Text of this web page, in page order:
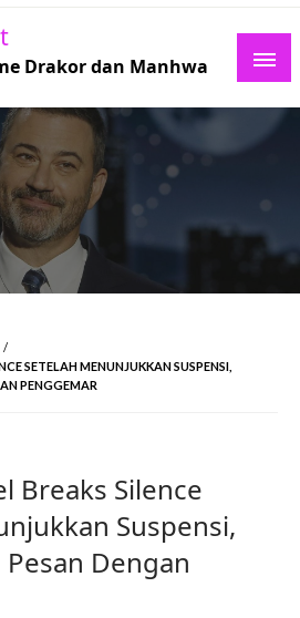
Drakor dan Manhwa
SETELAH MENUNJUKKAN SUSPENSI,
PENGGEMAR
Breaks Silence
Suspensi,
Dengan